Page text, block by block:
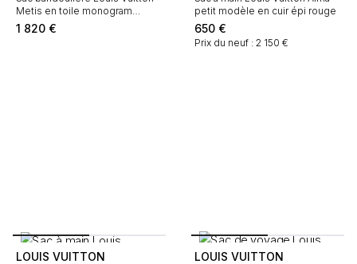
Metis en toile monogram
marron et cuir naturel
1 820 €
petit modèle en cuir épi rouge
650 €
Prix du neuf : 2 150 €
LOUIS VUITTON
LOUIS VUITTON